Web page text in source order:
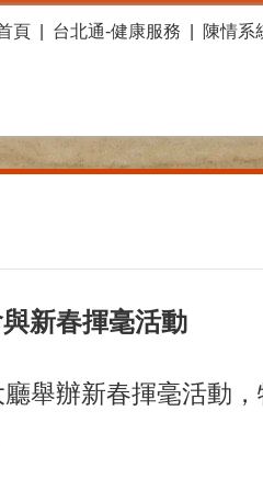
頁 台北通-健康服務 陳情系
新春揮毫活動
舉辦新春揮毫活動